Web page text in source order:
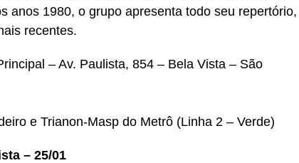
anos 1980, o grupo apresenta todo seu repertório,
recentes.
– Av. Paulista, 854 – Bela Vista – São
e Trianon-Masp do Metrô (Linha 2 – Verde)
– 25/01